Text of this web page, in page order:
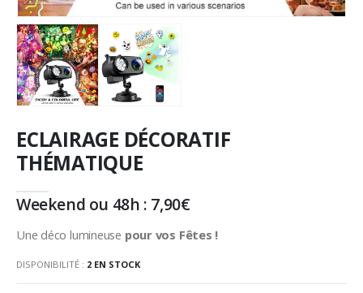
ECLAIRAGE DÉCORATIF
THÉMATIQUE
Weekend ou 48h : 7,90€
Une déco lumineuse pour vos Fêtes !
DISPONIBILITÉ : 2 EN STOCK